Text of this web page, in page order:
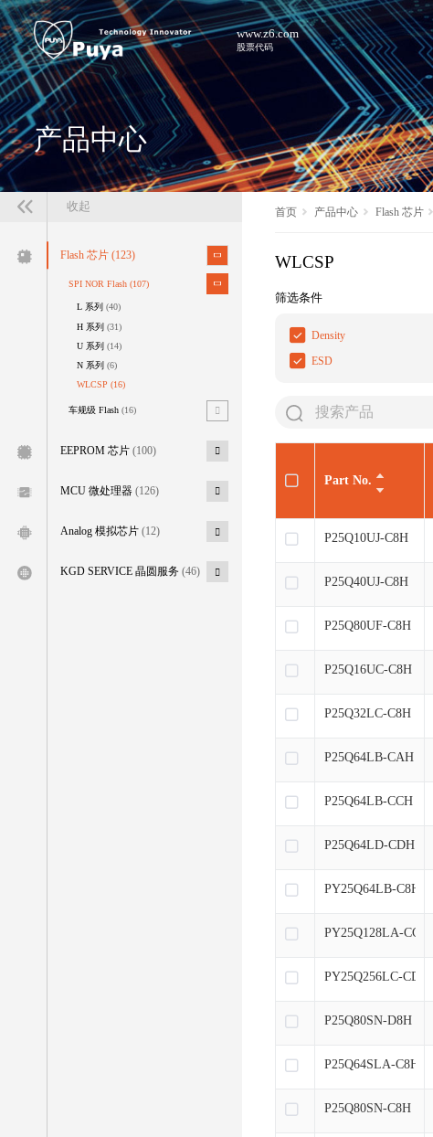
www.z6.com
股票代码
产品中心
收起
Flash 芯片(123)
SPI NOR Flash (107)
L 系列 (40)
H 系列 (31)
U 系列 (14)
N 系列 (6)
WLCSP (16)
车规级 Flash (16)
EEPROM 芯片(100)
MCU 微处理器(126)
Analog 模拟芯片(12)
KGD SERVICE 晶圆服务(46)
首页 产品中心 Flash 芯片
WLCSP
筛选条件
Density
ESD
Part No.
P25Q10UJ-C8H
P25Q40UJ-C8H
P25Q80UF-C8H
P25Q16UC-C8H
P25Q32LC-C8H
P25Q64LB-CAH
P25Q64LB-CCH
P25Q64LD-CDH
PY25Q64LB-C8H
PY25Q128LA-CCH
PY25Q256LC-CDH
P25Q80SN-D8H
P25Q64SLA-C8H
P25Q80SN-C8H